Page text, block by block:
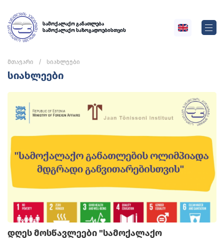
სამოქალაქო განათლება
სამოქალაქო საზოგადოებისთვის
მთავარი სიახლეები
სიახლეები
ᲓᲦᲔᲡ ᲛᲝᲡᲬᲐᲕᲚᲔᲔᲑᲘ "ᲡᲐᲛᲝᲥᲐᲚᲐᲥᲝ